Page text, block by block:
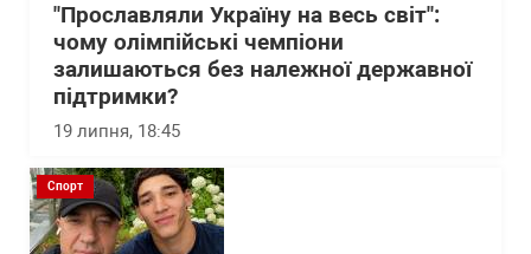
"Прославляли Україну на весь світ":
чому олімпійські чемпіони
залишаються без належної державної
підтримки?
19 липня, 18:45
Спорт